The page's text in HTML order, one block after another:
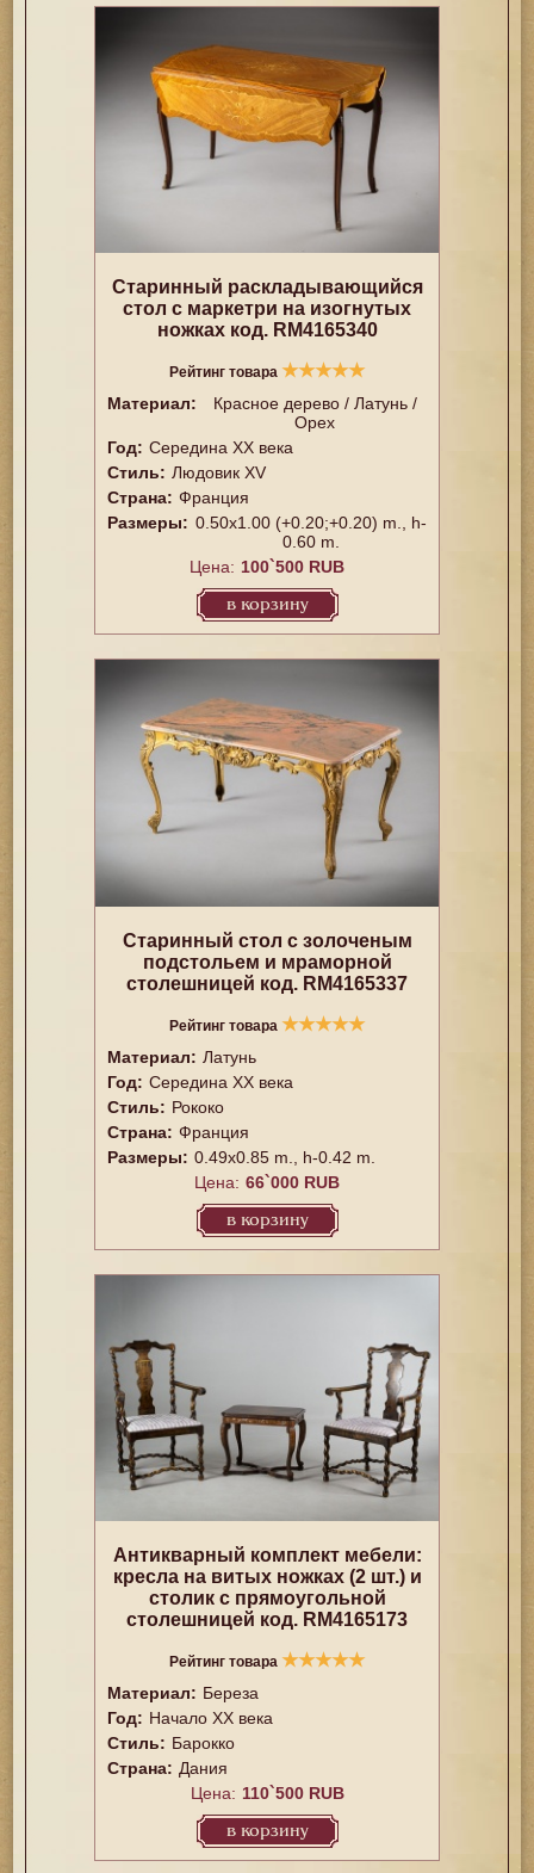
Старинный раскладывающийся
стол с маркетри на изогнутых
ножках код. RM4165340
Рейтинг товара ★★★★★
Материал:
Красное дерево / Латунь /
Орех
Год: Середина XX векa
Стиль: Людовик XV
Страна: Франция
Размеры: 0.50x1.00 (+0.20;+0.20) m., h-
0.60 m.
Цена: 100`500 RUB
в корзину
Старинный стол с золоченым
подстольем и мраморной
столешницей код. RM4165337
Рейтинг товара ★★★★★
Материал: Латунь
Год: Середина XX векa
Стиль: Рококо
Страна: Франция
Размеры: 0.49x0.85 m., h-0.42 m.
Цена: 66`000 RUB
в корзину
Антикварный комплект мебели:
кресла на витых ножках (2 шт.) и
столик с прямоугольной
столешницей код. RM4165173
Рейтинг товара ★★★★★
Материал: Береза
Год: Начало XX века
Стиль: Барокко
Страна: Дания
Цена: 110`500 RUB
в корзину